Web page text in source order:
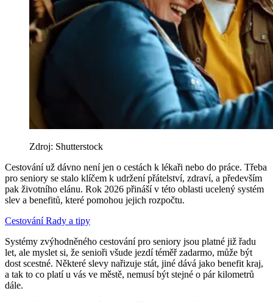
Zdroj: Shutterstock
Cestování už dávno není jen o cestách k lékaři nebo do práce. Třeba
pro seniory se stalo klíčem k udržení přátelství, zdraví, a především
pak životního elánu. Rok 2026 přináší v této oblasti ucelený systém
slev a benefitů, které pomohou jejich rozpočtu.
CestováníRady a tipy
Systémy zvýhodněného cestování pro seniory jsou platné již řadu
let, ale myslet si, že senioři všude jezdí téměř zadarmo, může být
dost scestné. Některé slevy nařizuje stát, jiné dává jako benefit kraj,
a tak to co platí u vás ve městě, nemusí být stejné o pár kilometrů
dále.